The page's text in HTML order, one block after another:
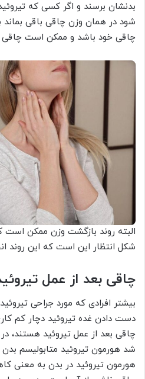
بدنشان برسند و اگر کسی که
شود در همان وزن چاقی باقی بماند
چاقی خود باشد و ممکن است چاقی
البته روند بازگشت وزن ممکن
شکل انتظار این است که این روند
چاقی بعد از عمل
بیشتر افرادی که مورد جراحی
دست دادن غده تیروئید دچار کم
چاقی بعد از عمل تیروئید هستند،
شد هورمون تیروئید متابولیسم
هورمون تیروئید در بدن به معنی